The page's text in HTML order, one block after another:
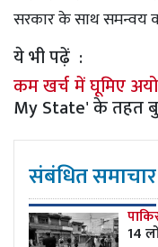
सरकार के साथ समन्वय
ये भी पढ़ें :
कम खर्च में घूमिए
My State' के तहत
संबंधित समाचार
14